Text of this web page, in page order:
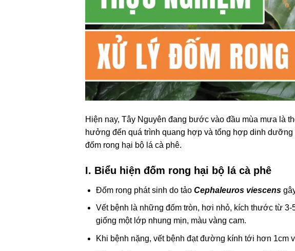
Hiện nay, Tây Nguyên đang bước vào đầu mùa mưa là
hưởng đến quá trình quang hợp và tổng hợp dinh
đốm rong hại bộ lá cà phê.
I. Biểu hiện đốm rong hại bộ lá cà phê
Đốm rong phát sinh do tảo Cephaleuros viescens
Vết bệnh là những đốm tròn, hơi nhỏ, kích thước từ
giống một lớp nhung mịn, màu vàng cam.
Khi bệnh nặng, vết bệnh đạt đường kính tới hơn 1cm